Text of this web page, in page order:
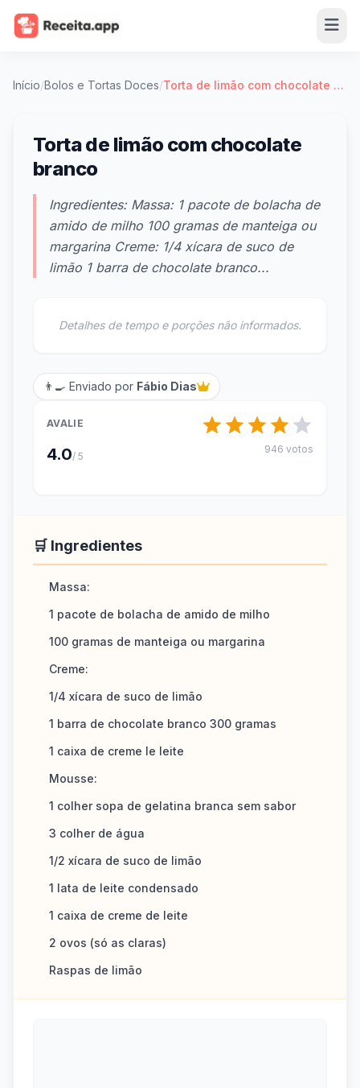
Início/Bolos e Tortas Doces/ Torta de limão com chocolate branco
Torta de limão com chocolate
branco
Ingredientes: Massa: 1 pacote de bolacha de
amido de milho 100 gramas de manteiga ou
margarina Creme: 1/4 xícara de suco de
limão 1 barra de chocolate branco...
Detalhes de tempo e porções não informados.
👨‍🍳 Enviado por Fábio Dias
AVALIE
4.0/ 5
946 votos
🛒 Ingredientes
Massa:
1 pacote de bolacha de amido de milho
100 gramas de manteiga ou margarina
Creme:
1/4 xícara de suco de limão
1 barra de chocolate branco 300 gramas
1 caixa de creme le leite
Mousse:
1 colher sopa de gelatina branca sem sabor
3 colher de água
1/2 xícara de suco de limão
1 lata de leite condensado
1 caixa de creme de leite
2 ovos (só as claras)
Raspas de limão